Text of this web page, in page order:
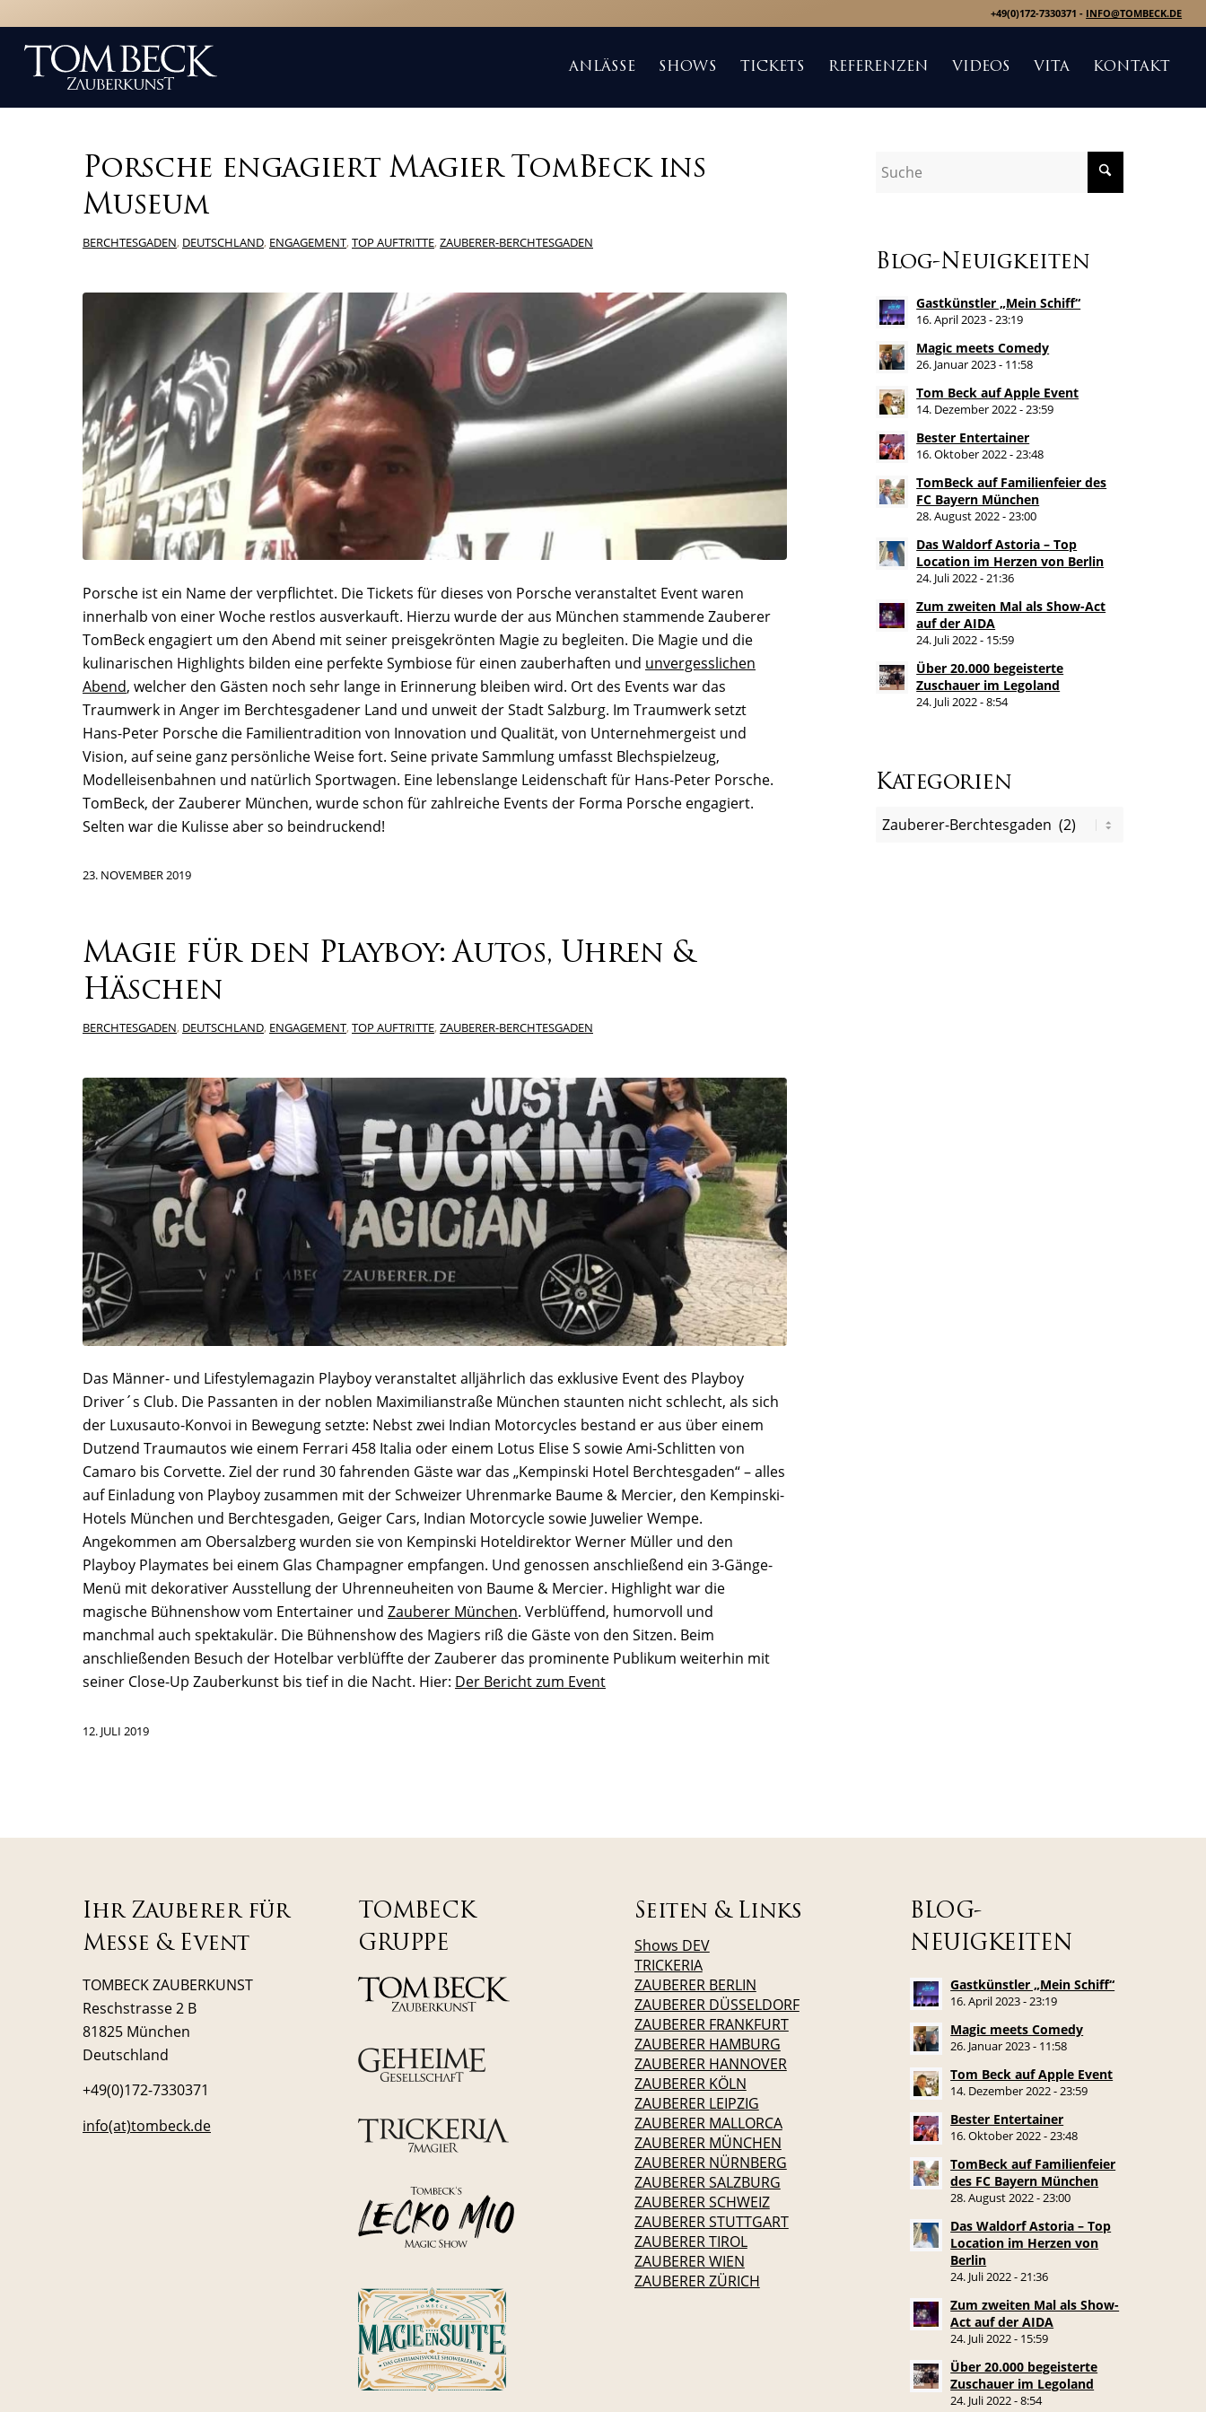
+49(0)172-7330371 - INFO@TOMBECK.DE
ANLÄSSE SHOWS TICKETS REFERENZEN VIDEOS VITA KONTAKT
Porsche engagiert Magier TomBeck ins
Museum
BERCHTESGADEN, DEUTSCHLAND, ENGAGEMENT,TOP AUFTRITTE,ZAUBERER-BERCHTESGADEN
Porsche ist ein Name der verpflichtet. Die Tickets für dieses von Porsche veranstaltet Event waren
innerhalb von einer Woche restlos ausverkauft. Hierzu wurde der aus München stammende Zauberer
TomBeck engagiert um den Abend mit seiner preisgekrönten Magie zu begleiten. Die Magie und die
kulinarischen Highlights bilden eine perfekte Symbiose für einen zauberhaften und unvergesslichen
Abend, welcher den Gästen noch sehr lange in Erinnerung bleiben wird. Ort des Events war das
Traumwerk in Anger im Berchtesgadener Land und unweit der Stadt Salzburg. Im Traumwerk setzt
Hans-Peter Porsche die Familientradition von Innovation und Qualität, von Unternehmergeist und
Vision, auf seine ganz persönliche Weise fort. Seine private Sammlung umfasst Blechspielzeug,
Modelleisenbahnen und natürlich Sportwagen. Eine lebenslange Leidenschaft für Hans-Peter Porsche.
TomBeck, der Zauberer München, wurde schon für zahlreiche Events der Forma Porsche engagiert.
Selten war die Kulisse aber so beindruckend!
23. NOVEMBER 2019
Magie für den Playboy: Autos, Uhren &
Häschen
BERCHTESGADEN, DEUTSCHLAND, ENGAGEMENT,TOP AUFTRITTE,ZAUBERER-BERCHTESGADEN
Das Männer- und Lifestylemagazin Playboy veranstaltet alljährlich das exklusive Event des Playboy
Driver´s Club. Die Passanten in der noblen Maximilianstraße München staunten nicht schlecht, als sich
der Luxusauto-Konvoi in Bewegung setzte: Nebst zwei Indian Motorcycles bestand er aus über einem
Dutzend Traumautos wie einem Ferrari 458 Italia oder einem Lotus Elise S sowie Ami-Schlitten von
Camaro bis Corvette. Ziel der rund 30 fahrenden Gäste war das „Kempinski Hotel Berchtesgaden“ – alles
auf Einladung von Playboy zusammen mit der Schweizer Uhrenmarke Baume & Mercier, den Kempinski-
Hotels München und Berchtesgaden, Geiger Cars, Indian Motorcycle sowie Juwelier Wempe.
Angekommen am Obersalzberg wurden sie von Kempinski Hoteldirektor Werner Müller und den
Playboy Playmates bei einem Glas Champagner empfangen. Und genossen anschließend ein 3-Gänge-
Menü mit dekorativer Ausstellung der Uhrenneuheiten von Baume & Mercier. Highlight war die
magische Bühnenshow vom Entertainer und Zauberer München. Verblüffend, humorvoll und
manchmal auch spektakulär. Die Bühnenshow des Magiers riß die Gäste von den Sitzen. Beim
anschließenden Besuch der Hotelbar verblüffte der Zauberer das prominente Publikum weiterhin mit
seiner Close-Up Zauberkunst bis tief in die Nacht. Hier: Der Bericht zum Event
12. JULI 2019
Blog-Neuigkeiten
Gastkünstler „Mein Schiff“
16. April 2023 - 23:19
Magic meets Comedy
26. Januar 2023 - 11:58
Tom Beck auf Apple Event
14. Dezember 2022 - 23:59
Bester Entertainer
16. Oktober 2022 - 23:48
TomBeck auf Familienfeier des
FC Bayern München
28. August 2022 - 23:00
Das Waldorf Astoria – Top
Location im Herzen von Berlin
24. Juli 2022 - 21:36
Zum zweiten Mal als Show-Act
auf der AIDA
24. Juli 2022 - 15:59
Über 20.000 begeisterte
Zuschauer im Legoland
24. Juli 2022 - 8:54
Kategorien
Ihr Zauberer für
Messe & Event
TOMBECK ZAUBERKUNST
Reschstrasse 2 B
81825 München
Deutschland
+49(0)172-7330371
info(at)tombeck.de
TOMBECK
GRUPPE
Seiten & Links
Shows DEV
TRICKERIA
ZAUBERER BERLIN
ZAUBERER DÜSSELDORF
ZAUBERER FRANKFURT
ZAUBERER HAMBURG
ZAUBERER HANNOVER
ZAUBERER KÖLN
ZAUBERER LEIPZIG
ZAUBERER MALLORCA
ZAUBERER MÜNCHEN
ZAUBERER NÜRNBERG
ZAUBERER SALZBURG
ZAUBERER SCHWEIZ
ZAUBERER STUTTGART
ZAUBERER TIROL
ZAUBERER WIEN
ZAUBERER ZÜRICH
BLOG-
NEUIGKEITEN
Gastkünstler „Mein Schiff“
16. April 2023 - 23:19
Magic meets Comedy
26. Januar 2023 - 11:58
Tom Beck auf Apple Event
14. Dezember 2022 - 23:59
Bester Entertainer
16. Oktober 2022 - 23:48
TomBeck auf Familienfeier
des FC Bayern München
28. August 2022 - 23:00
Das Waldorf Astoria – Top
Location im Herzen von
Berlin
24. Juli 2022 - 21:36
Zum zweiten Mal als Show-
Act auf der AIDA
24. Juli 2022 - 15:59
Über 20.000 begeisterte
Zuschauer im Legoland
24. Juli 2022 - 8:54